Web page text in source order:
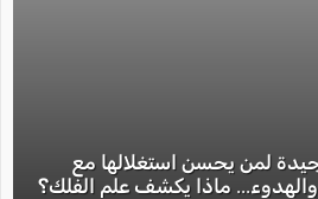
لمن يحسن استغلالها مع
ماذا يكشف علم الفلك؟